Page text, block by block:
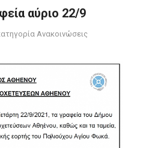
αύριο 22/9
Ανακοινώσεις